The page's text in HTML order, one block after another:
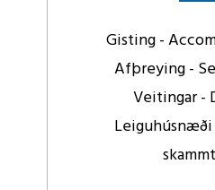
Gisting -
Afþreying -
Veitingar -